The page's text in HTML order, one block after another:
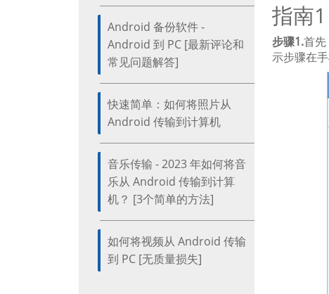
Android 备份软件 -
Android 到 PC [最新评论和
常见问题解答]
快速简单：如何将照片从
Android 传输到计算机
音乐传输 - 2023 年如何将音
乐从 Android 传输到计算
机？ [3个简单的方法]
如何将视频从 Android 传输
到 PC [无质量损失]
指南
步骤1.首
示步骤在手